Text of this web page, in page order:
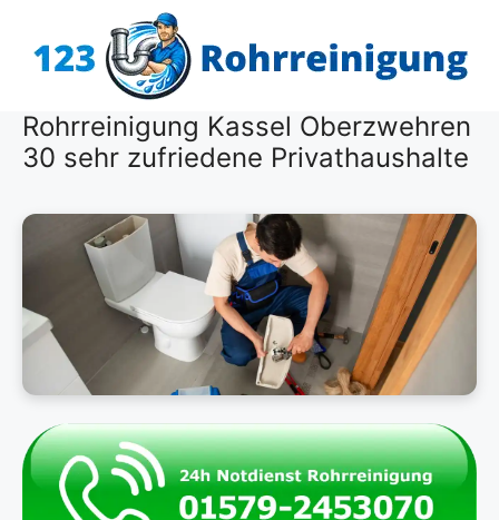
Inhalt
Rohrreinigung Kassel Oberzwehren
30 sehr zufriedene Privathaushalte